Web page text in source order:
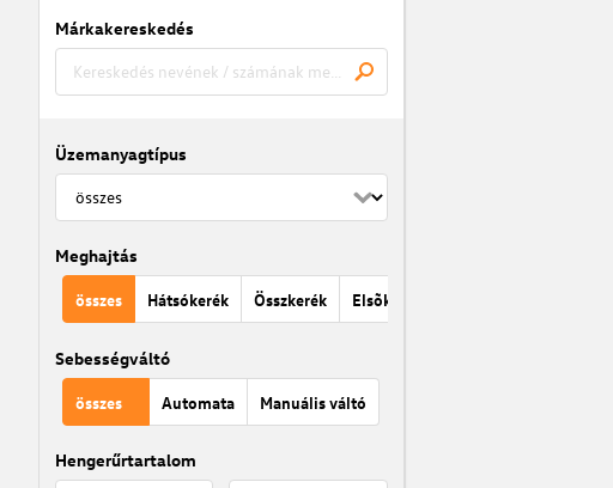
Márkakereskedés
Üzemanyagtípus
Meghajtás
összes Hátsókerék Összkerék Elsõkerék
Sebességváltó
összes Automata Manuális váltó
Hengerűrtartalom